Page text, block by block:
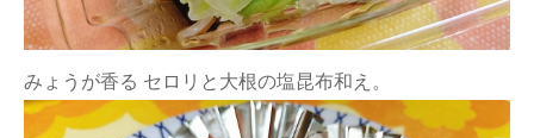
みょうが香る セロリと大根の塩昆布和え。